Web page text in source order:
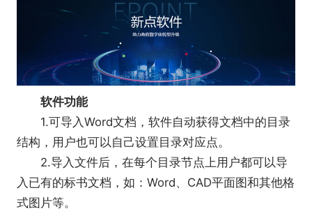
软件功能
1.可导入Word文档，软件自动获得文档中的目录
结构，用户也可以自己设置目录对应点。
2.导入文件后，在每个目录节点上用户都可以导
入已有的标书文档，如：Word、CAD平面图和其他格
式图片等。